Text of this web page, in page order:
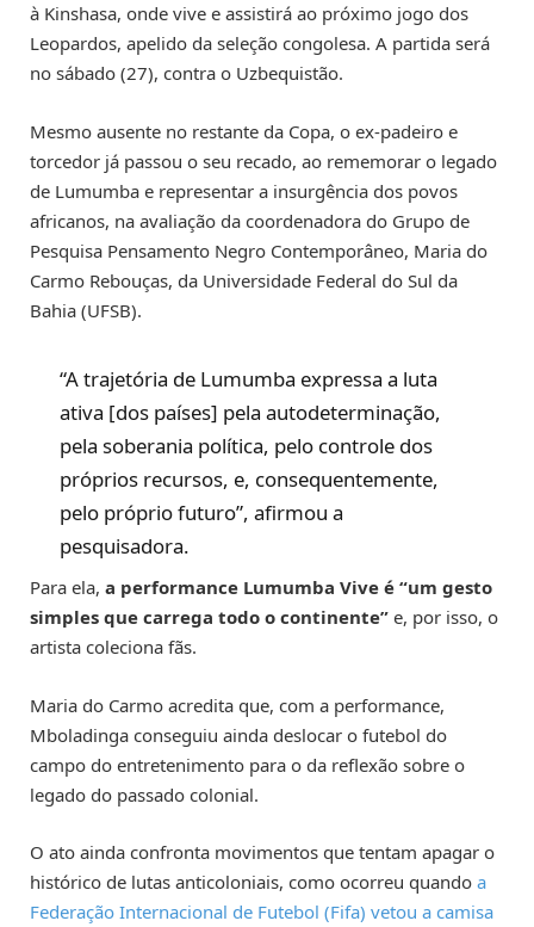
à Kinshasa, onde vive e assistirá ao próximo jogo dos
Leopardos, apelido da seleção congolesa. A partida será
no sábado (27), contra o Uzbequistão.
Mesmo ausente no restante da Copa, o ex-padeiro e
torcedor já passou o seu recado, ao rememorar o legado
de Lumumba e representar a insurgência dos povos
africanos, na avaliação da coordenadora do Grupo de
Pesquisa Pensamento Negro Contemporâneo, Maria do
Carmo Rebouças, da Universidade Federal do Sul da
Bahia (UFSB).
“A trajetória de Lumumba expressa a luta
ativa [dos países] pela autodeterminação,
pela soberania política, pelo controle dos
próprios recursos, e, consequentemente,
pelo próprio futuro”, afirmou a
pesquisadora.
Para ela, a performance Lumumba Vive é “um gesto
simples que carrega todo o continente” e, por isso, o
artista coleciona fãs.
Maria do Carmo acredita que, com a performance,
Mboladinga conseguiu ainda deslocar o futebol do
campo do entretenimento para o da reflexão sobre o
legado do passado colonial.
O ato ainda confronta movimentos que tentam apagar o
histórico de lutas anticoloniais, como ocorreu quando a
Federação Internacional de Futebol (Fifa) vetou a camisa